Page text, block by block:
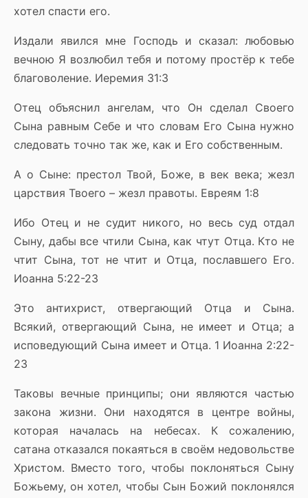
хотел спасти его.
Издали явился мне Господь и сказал: любовью
вечною Я возлюбил тебя и потому простёр к тебе
благоволение. Иеремия 31:3
Отец объяснил ангелам, что Он сделал Своего
Сына равным Себе и что словам Его Сына нужно
следовать точно так же, как и Его собственным.
А о Сыне: престол Твой, Боже, в век века; жезл
царствия Твоего – жезл правоты. Евреям 1:8
Ибо Отец и не судит никого, но весь суд отдал
Сыну, дабы все чтили Сына, как чтут Отца. Кто не
чтит Сына, тот не чтит и Отца, пославшего Его.
Иоанна 5:22-23
Это антихрист, отвергающий Отца и Сына.
Всякий, отвергающий Сына, не имеет и Отца; а
исповедующий Сына имеет и Отца. 1 Иоанна 2:22-
23
Таковы вечные принципы; они являются частью
закона жизни. Они находятся в центре войны,
которая началась на небесах. К сожалению,
сатана отказался покаяться в своём недовольстве
Христом. Вместо того, чтобы поклоняться Сыну
Божьему, он хотел, чтобы Сын Божий поклонялся